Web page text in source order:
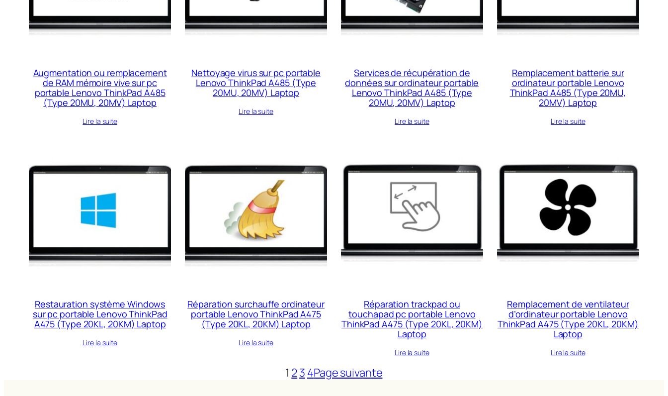
Augmentation ou remplacement
de RAM mémoire vive sur pc
portable Lenovo ThinkPad A485
(Type 20MU, 20MV) Laptop
Lire la suite
Nettoyage virus sur pc portable
Lenovo ThinkPad A485 (Type
20MU, 20MV) Laptop
Lire la suite
Services de récupération de
données sur ordinateur portable
Lenovo ThinkPad A485 (Type
20MU, 20MV) Laptop
Lire la suite
Remplacement batterie sur
ordinateur portable Lenovo
ThinkPad A485 (Type 20MU,
20MV) Laptop
Lire la suite
Restauration système Windows
sur pc portable Lenovo ThinkPad
A475 (Type 20KL, 20KM) Laptop
Lire la suite
Réparation surchauffe ordinateur
portable Lenovo ThinkPad A475
(Type 20KL, 20KM) Laptop
Lire la suite
Réparation trackpad ou
touchapad pc portable Lenovo
ThinkPad A475 (Type 20KL, 20KM)
Laptop
Lire la suite
Remplacement de ventilateur
d’ordinateur portable Lenovo
ThinkPad A475 (Type 20KL, 20KM)
Laptop
Lire la suite
1 23 4Page suivante